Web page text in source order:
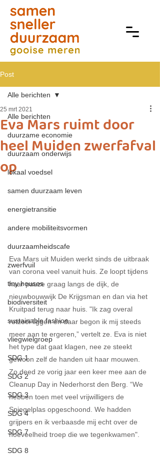
Post
Alle berichten
duurzame economie
duurzaam onderwijs
lokaal voedsel
samen duurzaam leven
energietransitie
andere mobiliteitsvormen
duurzaamheidscafe
zwerfvuil
tiny houses
biodiversiteit
sustainable fashion
vliegwielgroep
SDG 1
SDG 2
SDG 3
SDG 4
SDG 7
SDG 8
Alle berichten
Eva Mars ruimt door
heel Muiden zwerfafval
op
25 mrt 2021
Eva Mars uit Muiden werkt sinds de uitbraak
van corona veel vanuit huis. Ze loopt tijdens
haar pauze graag langs de dijk, de
nieuwbouwwijk De Krijgsman en dan via het
Kruitpad terug naar huis. "Ik zag overal
rotzooi liggen en daar begon ik mij steeds
meer aan te ergeren,” vertelt ze. Eva is niet
het type dat gaat klagen, nee ze steekt
gewoon zelf de handen uit haar mouwen.
Zo deed ze vorig jaar een keer mee aan de
Cleanup Day in Nederhorst den Berg. “We
hebben toen met veel vrijwilligers de
Spiegelplas opgeschoond. We hadden
grijpers en ik verbaasde mij echt over de
hoeveelheid troep die we tegenkwamen".